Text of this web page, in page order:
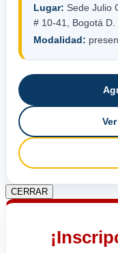
Lugar: Sede Julio
# 10-41, Bogotá D.
Modalidad:
CERRAR